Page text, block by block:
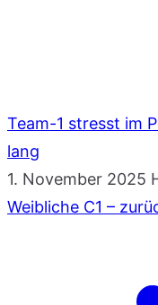
Team-1 stresst im
lang
1. November 2025
Weibliche C1 –